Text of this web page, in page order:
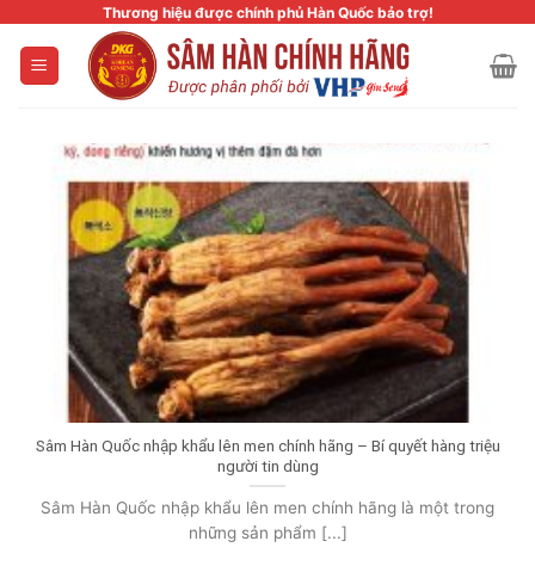
content
Thương hiệu được chính phủ Hàn Quốc bảo trợ!
Sâm Hàn Quốc nhập khẩu lên men chính hãng – Bí quyết hàng triệu
người tin dùng
Sâm Hàn Quốc nhập khẩu lên men chính hãng là một trong
những sản phẩm [...]